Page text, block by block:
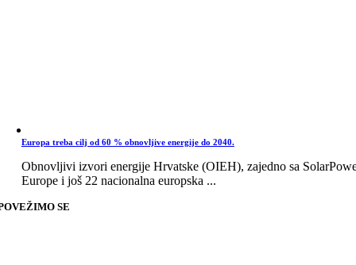
Europa treba cilj od 60 % obnovljive energije do 2040.
Obnovljivi izvori energije Hrvatske (OIEH), zajedno sa
Europe i još 22 nacionalna europska ...
SE